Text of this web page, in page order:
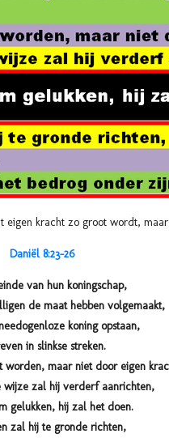
kracht zo groot wordt,
Daniël 8:23-26
van hun koningschap,
de maat hebben volgemaakt,
koning opstaan,
in slinkse streken.
maar niet door eigen
wijze zal hij verderf aanrichten,
gelukken, hij zal het doen.
zal hij te gronde richten,